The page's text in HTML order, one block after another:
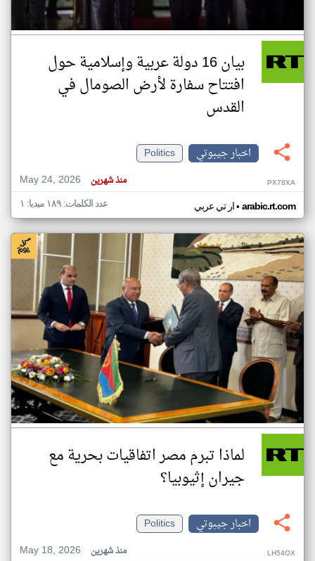
بيان 16 دولة عربية وإسلامية حول
افتتاح سفارة لأرض الصومال في
القدس
اخبار جيبوتي
Politics
May 24, 2026
منذ شهرين PX78XA
ار تي عربي• arabic.rt.com عدد الكلمات: ١٨٩ ميديا: ١
لماذا تبرم مصر اتفاقيات بحرية مع
جيران إثيوبيا؟
اخبار جيبوتي
Politics
May 18, 2026
منذ شهرين LH54OX